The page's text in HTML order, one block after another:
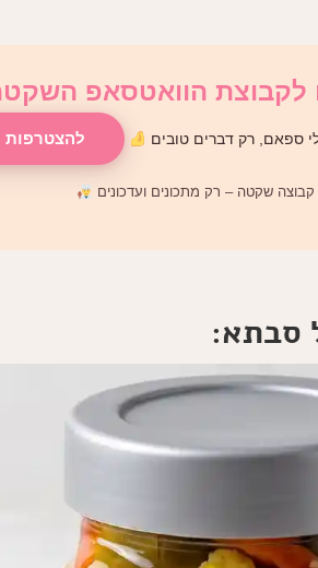
לקבוצת הוואטסאפ
ספאם, רק דברים טובים להצטרפות
קבוצה שקטה – רק מתכונים ועדכונים
סבתא: